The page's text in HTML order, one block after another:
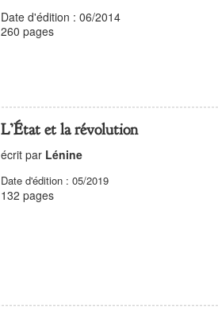
Date d'édition : 06/2014
260 pages
L’État et la révolution
écrit par Lénine
Date d'édition : 05/2019
132 pages